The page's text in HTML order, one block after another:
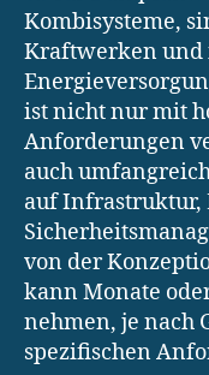
Kombisysteme,
Kraftwerken
ist nicht nur mit
Anforderungen
auch
auf Infrastruktur,
von der
kann Monate
nehmen, je nach
spezifischen